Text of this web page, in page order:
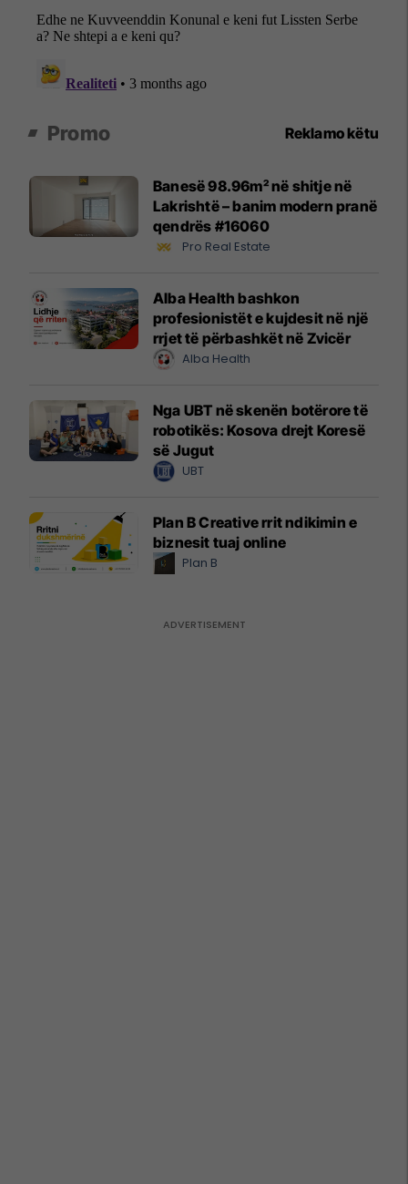
Promo Reklamo këtu
Banesë 98.96m² në shitje në
Lakrishtë – banim modern pranë
qendrës #16060
Pro Real Estate
Alba Health bashkon
profesionistët e kujdesit në një
rrjet të përbashkët në Zvicër
Alba Health
Nga UBT në skenën botërore të
robotikës: Kosova drejt Koresë
së Jugut
UBT
Plan B Creative rrit ndikimin e
biznesit tuaj online
Plan B